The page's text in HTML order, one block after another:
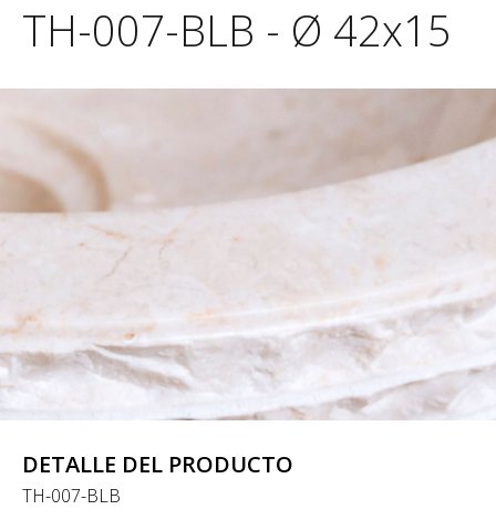
TH-007-BLB - Ø 42x15
DETALLE DEL PRODUCTO
TH-007-BLB